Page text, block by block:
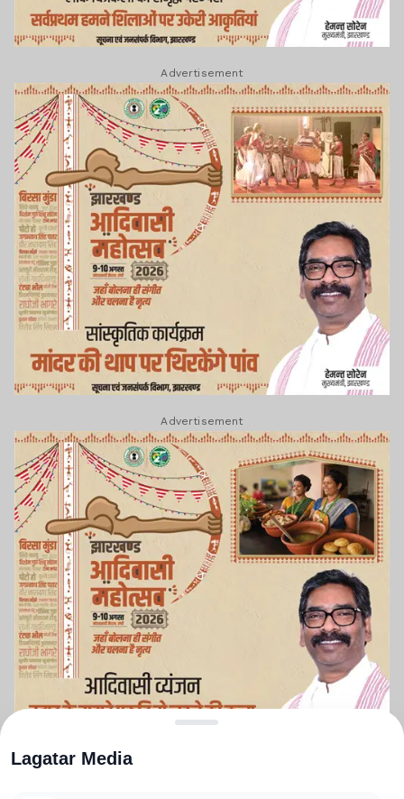
Advertisement
Advertisement
Lagatar Media